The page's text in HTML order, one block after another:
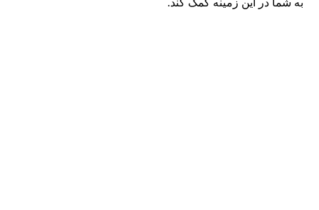
به شما در این زمینه کمک کند.